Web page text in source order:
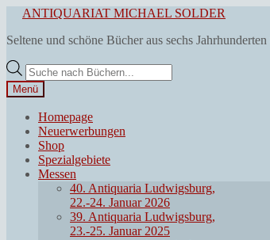
springen
Zum
springen
ANTIQUARIAT MICHAEL SOLDER
Seltene und schöne Bücher aus sechs
Products
search
Menü
Homepage
Neuerwerbungen
Shop
Spezialgebiete
Messen
40. Antiquaria Ludwigsburg,
22.-24. Januar 2026
39. Antiquaria Ludwigsburg,
23.-25. Januar 2025